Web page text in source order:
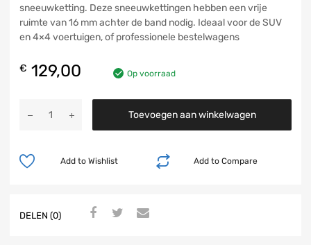
sneeuwketting. Deze sneeuwkettingen hebben een vrije
ruimte van 16 mm achter de band nodig. Ideaal voor de SUV
en 4×4 voertuigen, of professionele bestelwagens
€ 129,00 Op voorraad
Toevoegen aan winkelwagen
Add to Compare
Add to Wishlist
DELEN (0)